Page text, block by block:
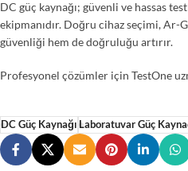
DC güç kaynağı; güvenli ve hassas
ekipmanıdır. Doğru cihaz seçimi, Ar-
güvenliği hem de doğruluğu artırır.
Profesyonel çözümler için TestOne
DC Güç Kaynağı Laboratuvar Güç